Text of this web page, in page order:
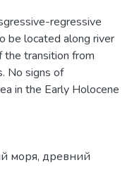
regressive
be located along river
the transition from
No signs of
in the Early Holocene
моря, древний